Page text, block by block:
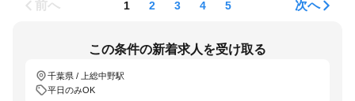
前へ 1 2 3 4 5 次へ
この条件の新着求人を受け取る
千葉県 / 上総中野駅
平日のみOK